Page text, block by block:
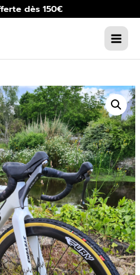
dès 150€
MAIN